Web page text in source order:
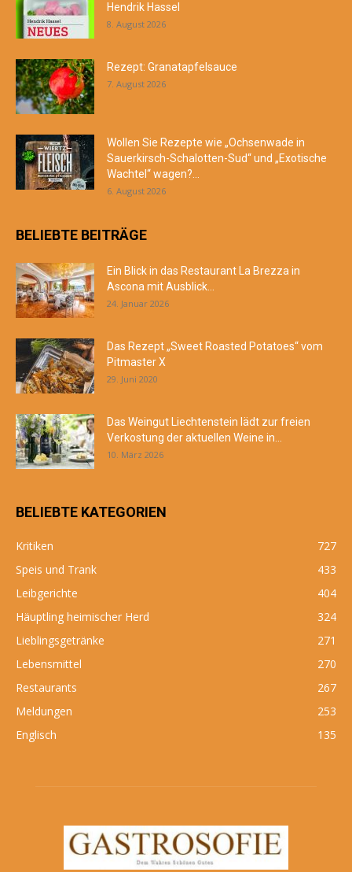
Hendrik Hassel
8. August 2026
Rezept: Granatapfelsauce
7. August 2026
Wollen Sie Rezepte wie „Ochsenwade in
Sauerkirsch-Schalotten-Sud“ und „Exotische
Wachtel“ wagen?...
6. August 2026
BELIEBTE BEITRÄGE
Ein Blick in das Restaurant La Brezza in
Ascona mit Ausblick...
24. Januar 2026
Das Rezept „Sweet Roasted Potatoes“ vom
Pitmaster X
29. Juni 2020
Das Weingut Liechtenstein lädt zur freien
Verkostung der aktuellen Weine in...
10. März 2026
BELIEBTE KATEGORIEN
Kritiken
727
Speis und Trank
433
Leibgerichte
404
Häuptling heimischer Herd
324
Lieblingsgetränke
271
Lebensmittel
270
Restaurants
267
Meldungen
253
Englisch
135